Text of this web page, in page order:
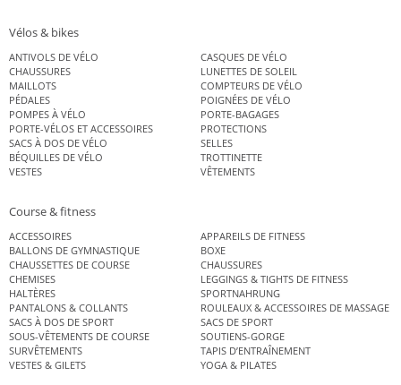
Vélos & bikes
ANTIVOLS DE VÉLO
CASQUES DE VÉLO
CHAUSSURES
LUNETTES DE SOLEIL
MAILLOTS
COMPTEURS DE VÉLO
PÉDALES
POIGNÉES DE VÉLO
POMPES À VÉLO
PORTE-BAGAGES
PORTE-VÉLOS ET ACCESSOIRES
PROTECTIONS
SACS À DOS DE VÉLO
SELLES
BÉQUILLES DE VÉLO
TROTTINETTE
VESTES
VÊTEMENTS
Course & fitness
ACCESSOIRES
APPAREILS DE FITNESS
BALLONS DE GYMNASTIQUE
BOXE
CHAUSSETTES DE COURSE
CHAUSSURES
CHEMISES
LEGGINGS & TIGHTS DE FITNESS
HALTÈRES
SPORTNAHRUNG
PANTALONS & COLLANTS
ROULEAUX & ACCESSOIRES DE MASSAGE
SACS À DOS DE SPORT
SACS DE SPORT
SOUS-VÊTEMENTS DE COURSE
SOUTIENS-GORGE
SURVÊTEMENTS
TAPIS D’ENTRAÎNEMENT
VESTES & GILETS
YOGA & PILATES